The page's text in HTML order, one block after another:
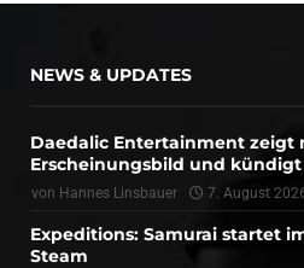
NEWS & UPDATES
Daedalic Entertainment zeigt
Erscheinungsbild und
von Hannes Linsbauer 7. August
Expeditions: Samurai startet
Steam